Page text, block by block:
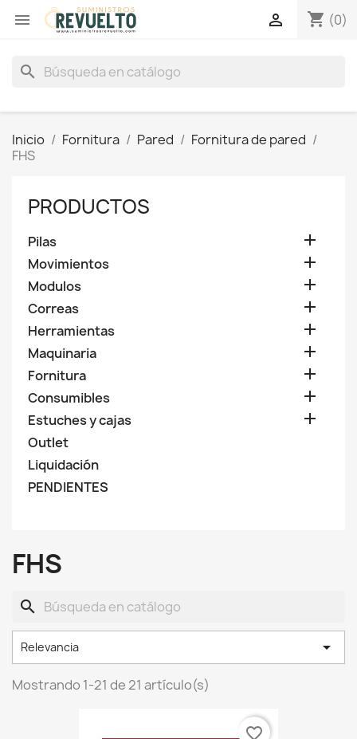
 shopping_cart (0)

search
Inicio Fornitura Pared
Fornitura de pared
FHS
PRODUCTOS
Pilas 
Movimientos 
Modulos 
Correas 
Herramientas 
Maquinaria 
Fornitura 
Consumibles 
Estuches y cajas 
Outlet
Liquidación
PENDIENTES
FHS
search
Relevancia 
Mostrando 1-21 de 21 artículo(s)
favorite_border